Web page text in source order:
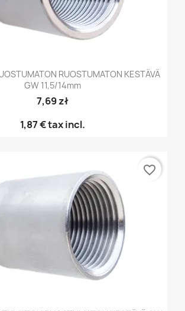
RUOSTUMATON KESTÄVÄ
GW 11,5/14mm
7,69 zł
1,87 €tax incl.
favorite_border